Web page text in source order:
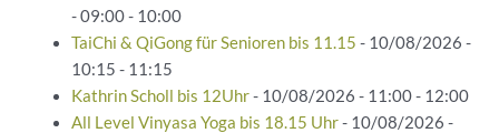
- 09:00 - 10:00
TaiChi & QiGong für Senioren bis 11.15 - 10/08/2026 -
10:15 - 11:15
Kathrin Scholl bis 12Uhr- 10/08/2026 - 11:00 - 12:00
All Level Vinyasa Yoga bis 18.15 Uhr- 10/08/2026 -